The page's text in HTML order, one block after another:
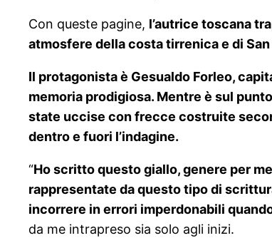
Con queste pagine, l’autrice toscana
atmosfere della costa tirrenica e di
Il protagonista è Gesualdo Forleo,
memoria prodigiosa. Mentre è sul
state uccise con frecce costruite
dentro e fuori l’indagine.
“Ho scritto questo giallo, genere per
rappresentate da questo tipo di
incorrere in errori imperdonabili
da me intrapreso sia solo agli inizi.